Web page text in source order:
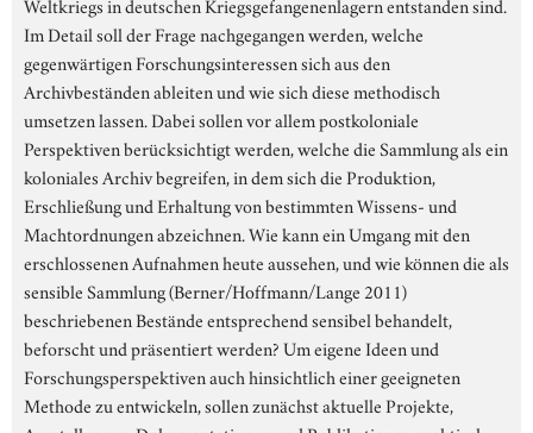
Im Detail soll der Frage nachgegangen werden, welche
gegenwärtigen Forschungsinteressen sich aus den
Archivbeständen ableiten und wie sich diese methodisch
umsetzen lassen. Dabei sollen vor allem postkoloniale
Perspektiven berücksichtigt werden, welche die Sammlung als ein
koloniales Archiv begreifen, in dem sich die Produktion,
Erschließung und Erhaltung von bestimmten Wissens- und
Machtordnungen abzeichnen. Wie kann ein Umgang mit den
erschlossenen Aufnahmen heute aussehen, und wie können die als
sensible Sammlung (Berner/Hoffmann/Lange 2011)
beschriebenen Bestände entsprechend sensibel behandelt,
beforscht und präsentiert werden? Um eigene Ideen und
Forschungsperspektiven auch hinsichtlich einer geeigneten
Methode zu entwickeln, sollen zunächst aktuelle Projekte,